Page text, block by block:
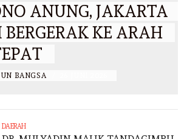
ANUNG, JAKARTA
KE ARAH
BANGSA
DAERAH